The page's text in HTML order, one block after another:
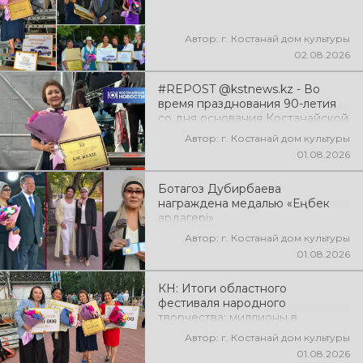
Автор: г. Костанай дом культуры
02.08.2026
#REPOST @kstnews.kz - Во
время празднования 90-летия
со дня основания Костанайской
области подвели итоги 38-го
фестиваля самодеятельного
Автор: г. Костанай дом культуры
01.08.2026
Ботагоз Дубирбаева
награждена медалью «Еңбек
ардагері»
Автор: г. Костанай дом культуры
01.08.2026
КН: Итоги областного
фестиваля народного
творчества: миллионы в
культуруАвтор: г. Костанай дом культуры
01.08.2026